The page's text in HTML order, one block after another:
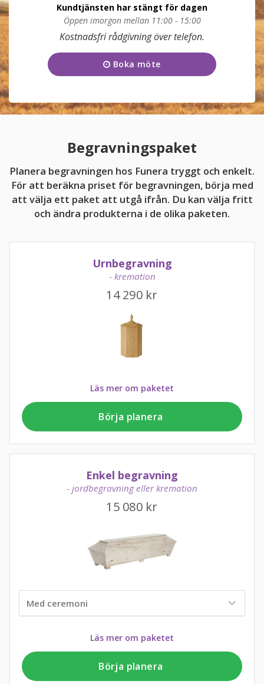
LIVESTREAMING
011-10 47 41
Kundtjänsten har stängt för dagen
Öppen imorgon mellan 11:00 - 15:00
Måndag
09:00 - 17:00
Tisdag
09:00 - 17:00
Onsdag
09:00 - 17:00
Fredag
09:00 - 17:00
11:00 - 15:00
kundtjanst@funera.se
Kostnadsfri rådgivning över telefon.
Boka möte
Begravningspaket
Planera begravningen hos Funera tryggt och enkelt.
För att beräkna priset för begravningen, börja med
att välja ett paket att utgå ifrån. Du kan välja fritt
och ändra produkterna i de olika paketen.
Urnbegravning
- kremation
14 290 kr
Läs mer om paketet
Börja planera
Enkel begravning
- jordbegravning eller kremation
15 080 kr
Läs mer om paketet
Börja planera